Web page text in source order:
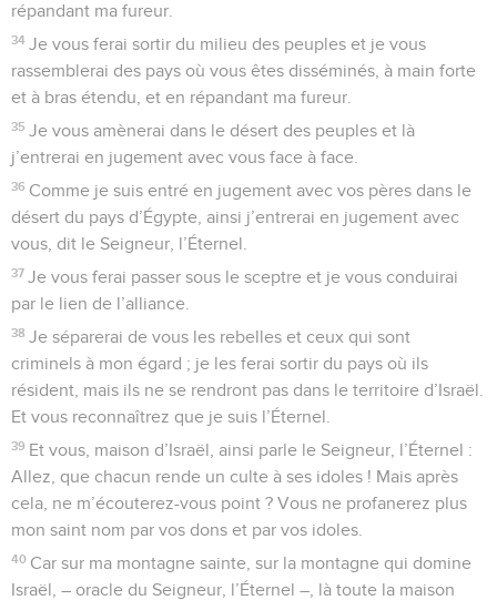
répandant ma fureur.
34 Je vous ferai sortir du milieu des peuples et je vous
rassemblerai des pays où vous êtes disséminés, à main forte
et à bras étendu, et en répandant ma fureur.
35 Je vous amènerai dans le désert des peuples et là
j’entrerai en jugement avec vous face à face.
36 Comme je suis entré en jugement avec vos pères dans le
désert du pays d’Égypte, ainsi j’entrerai en jugement avec
vous, dit le Seigneur, l’Éternel.
37 Je vous ferai passer sous le sceptre et je vous conduirai
par le lien de l’alliance.
38 Je séparerai de vous les rebelles et ceux qui sont
criminels à mon égard ; je les ferai sortir du pays où ils
résident, mais ils ne se rendront pas dans le territoire d’Israël.
Et vous reconnaîtrez que je suis l’Éternel.
39 Et vous, maison d’Israël, ainsi parle le Seigneur, l’Éternel :
Allez, que chacun rende un culte à ses idoles ! Mais après
cela, ne m’écouterez-vous point ? Vous ne profanerez plus
mon saint nom par vos dons et par vos idoles.
40 Car sur ma montagne sainte, sur la montagne qui domine
Israël, – oracle du Seigneur, l’Éternel –, là toute la maison